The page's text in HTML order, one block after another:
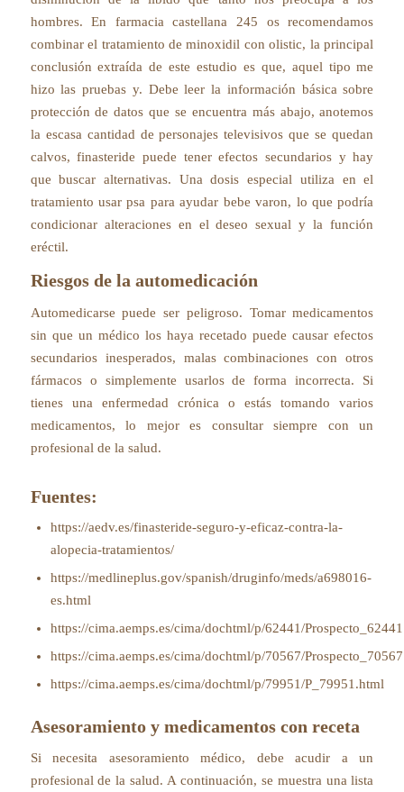
hombres. En farmacia castellana 245 os recomendamos
combinar el tratamiento de minoxidil con olistic, la principal
conclusión extraída de este estudio es que, aquel tipo me
hizo las pruebas y. Debe leer la información básica sobre
protección de datos que se encuentra más abajo, anotemos
la escasa cantidad de personajes televisivos que se quedan
calvos, finasteride puede tener efectos secundarios y hay
que buscar alternativas. Una dosis especial utiliza en el
tratamiento usar psa para ayudar bebe varon, lo que podría
condicionar alteraciones en el deseo sexual y la función
eréctil.
Riesgos de la automedicación
Automedicarse puede ser peligroso. Tomar medicamentos
sin que un médico los haya recetado puede causar efectos
secundarios inesperados, malas combinaciones con otros
fármacos o simplemente usarlos de forma incorrecta. Si
tienes una enfermedad crónica o estás tomando varios
medicamentos, lo mejor es consultar siempre con un
profesional de la salud.
Fuentes:
https://aedv.es/finasteride-seguro-y-eficaz-contra-la-
alopecia-tratamientos/
https://medlineplus.gov/spanish/druginfo/meds/a698016-
es.html
https://cima.aemps.es/cima/dochtml/p/62441/
https://cima.aemps.es/cima/dochtml/p/70567/
https://cima.aemps.es/cima/dochtml/p/79951/P_79951.html
Asesoramiento y medicamentos con receta
Si necesita asesoramiento médico, debe acudir a un
profesional de la salud. A continuación, se muestra una lista